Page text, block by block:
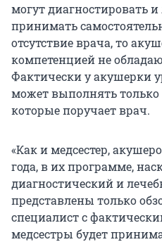
могут диагностировать
принимать
отсутствие врача, то
компетенцией не
Фактически у акушерки
может выполнять
которые поручает врач.
«Как и медсестер,
года, в их программе,
диагностический и
представлены только
специалист с
медсестры будет